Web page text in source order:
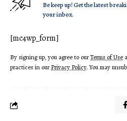
Be keep up! Get the latest
your inbox.
[mc4wp_form]
By signing up, you agree to ourTerms of Use
practices in ourPrivacy Policy. You may